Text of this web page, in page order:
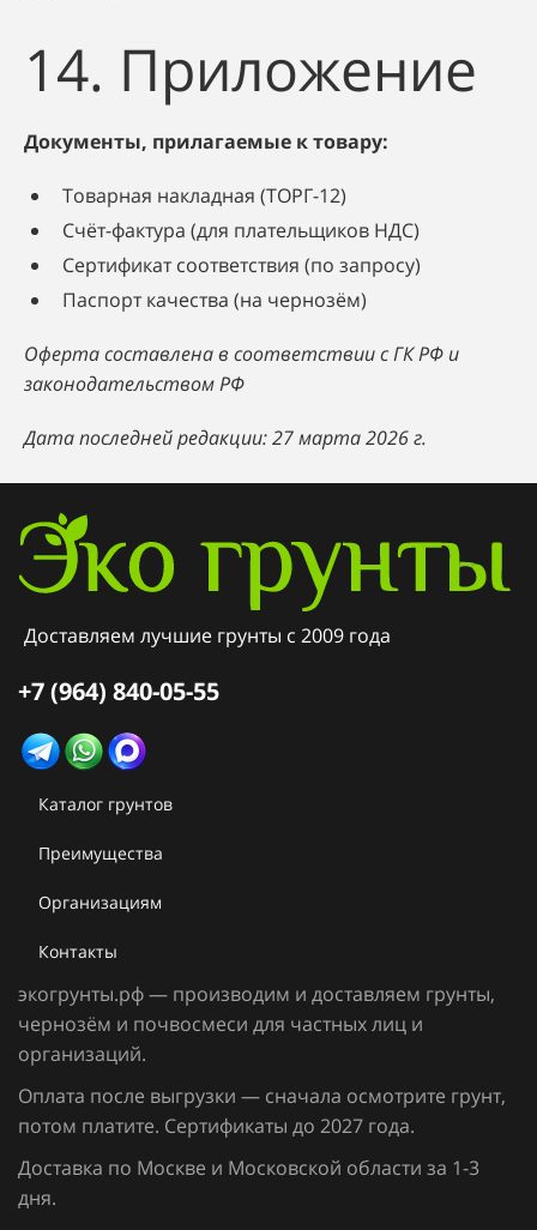
14. Приложение
Документы, прилагаемые к товару:
Товарная накладная (ТОРГ-12)
Счёт-фактура (для плательщиков НДС)
Сертификат соответствия (по запросу)
Паспорт качества (на чернозём)
Оферта составлена в соответствии с ГК РФ и
законодательством РФ
Дата последней редакции: 27 марта 2026 г.
Доставляем лучшие грунты с 2009 года
+7 (964) 840-05-55
Каталог грунтов
Преимущества
Организациям
Контакты
экогрунты.рф — производим и доставляем грунты,
чернозём и почвосмеси для частных лиц и
организаций.
Оплата после выгрузки — сначала осмотрите грунт,
потом платите. Сертификаты до 2027 года.
Доставка по Москве и Московской области за 1-3
дня.